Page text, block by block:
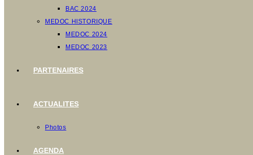
BAC 2024
MEDOC HISTORIQUE
MEDOC 2024
MEDOC 2023
PARTENAIRES
ACTUALITES
Photos
AGENDA